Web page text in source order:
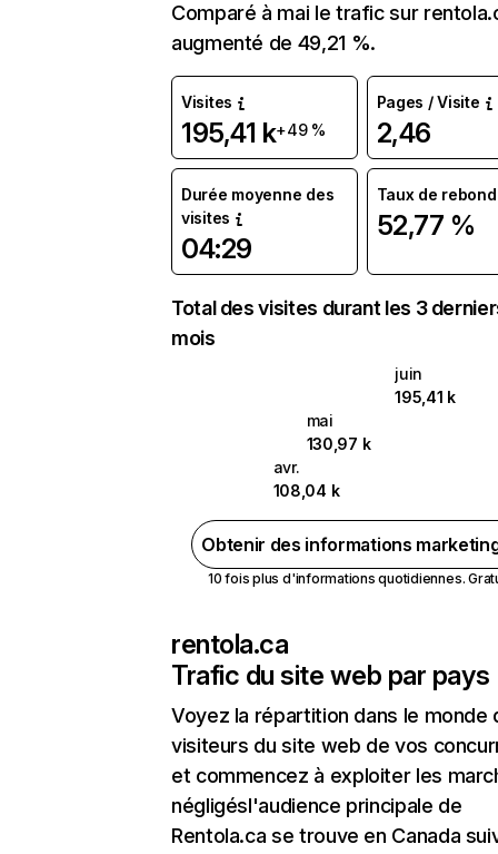
Comparé à mai le trafic sur
augmenté de 49,21 %.
Visites
195,41 k+49 %
Pages / Visite
2,46
Durée moyenne des
visites
04:29
Taux de rebond
52,77 %
Total des visites durant les 3
mois
juin
195,41 k
mai
130,97 k
avr.
108,04 k
Obtenir des informations
10 fois plus d'informations quotidiennes.
rentola.ca
Trafic du site web par pays
Voyez la répartition dans le monde
visiteurs du site web de vos
et commencez à exploiter les
négligésl'audience principale de
Rentola.ca se trouve en Canada